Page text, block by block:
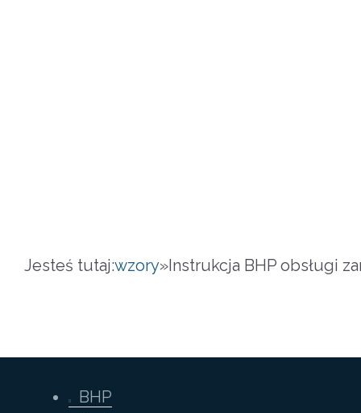
Jesteś tutaj:wzory»Instrukcja BHP obsługi
BHP